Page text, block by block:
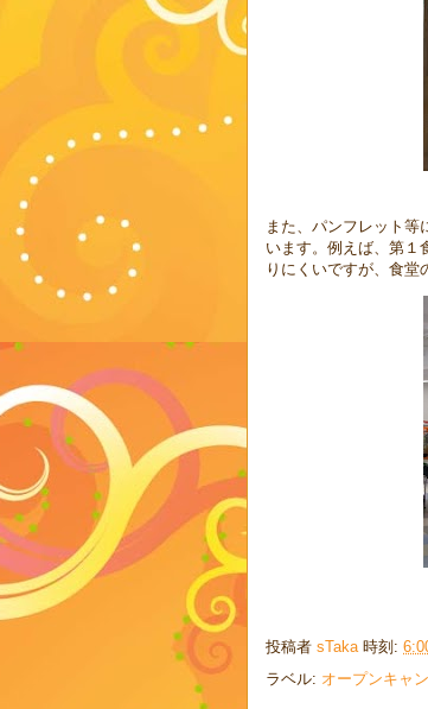
また、パンフレット等
います。例えば、第１
りにくいですが、食堂
投稿者 sTaka 時刻:
ラベル: オープンキャ